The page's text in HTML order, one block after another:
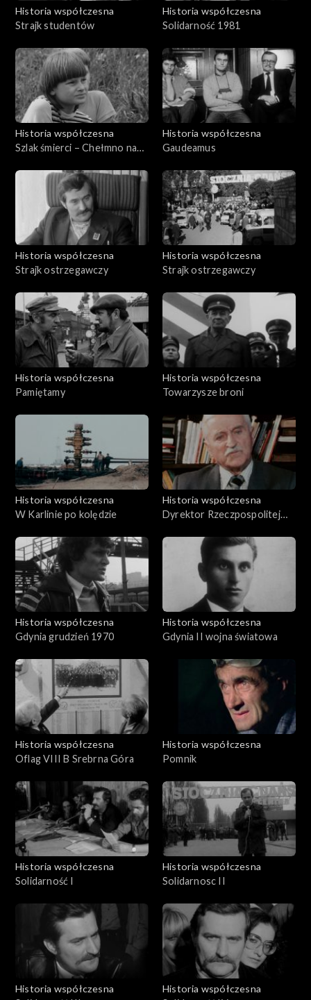
Historia współczesna
Strajk studentów
Historia współczesna
Solidarność 1981
Historia współczesna
Szlak śmierci – Chełmno nad
Historia współczesna
Gaudeamus
Historia współczesna
Strajk ostrzegawczy
Historia współczesna
Strajk ostrzegawczy
Historia współczesna
Pamiętamy
Historia współczesna
Towarzysze broni
Historia współczesna
W Karlinie po kolędzie
Historia współczesna
Dyrektor Rzeczpospolitej
Historia współczesna
Gdynia grudzień 1970
Historia współczesna
Gdynia II wojna światowa
Historia współczesna
Oflag VIII B Srebrna Góra
Historia współczesna
Pomnik
Historia współczesna
Solidarność I
Historia współczesna
Solidarnosc II
Historia współczesna
Historia współczesna